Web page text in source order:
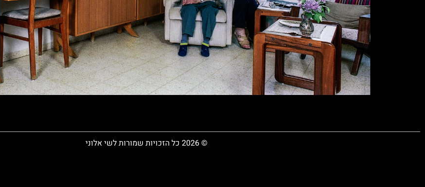
© 2026 כל הזכויות שמורות לשי אלוני